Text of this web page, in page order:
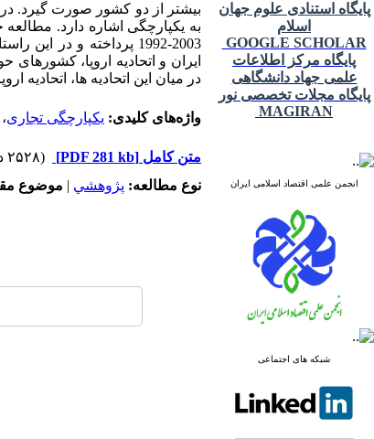
پایگاه استنادی علوم جهان
اسلام
GOOGLE SCHOLAR
پایگاه مرکز اطلاعات
علمی جهاد دانشگاهی
پایگاه مجلات تخصصی نور
MAGIRAN
انجمن علمی اقتصاد اسلامی ایران
شبکه های اجتماعی
بیشتر از دو کشور صورت گیرد.
به یکپارچگی اشاره دارد.
2003-1992 پرداخته و
در میان این اتحادیه ها،
واژه‌های کلیدی: یکپارچگی تجاری،
متن کامل [PDF 281 kb]
(۲۵۲۸ دریافت)
نوع مطالعه: پژوهشي | موضوع